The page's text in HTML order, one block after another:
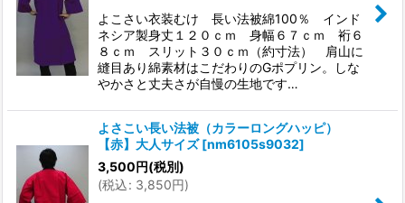
よこさい衣装むけ 長い法被綿100％ インド
ネシア製身丈１２０ｃｍ 身幅６７ｃｍ 裄６
８ｃｍ スリット３０ｃｍ（約寸法） 肩山に
縫目あり綿素材はこだわりのGポプリン。しな
やかさと丈夫さが自慢の生地です…
よさこい長い法被（カラーロングハッピ）
【赤】大人サイズ [nm6105s9032]
3,500円(税別)
(税込: 3,850円)